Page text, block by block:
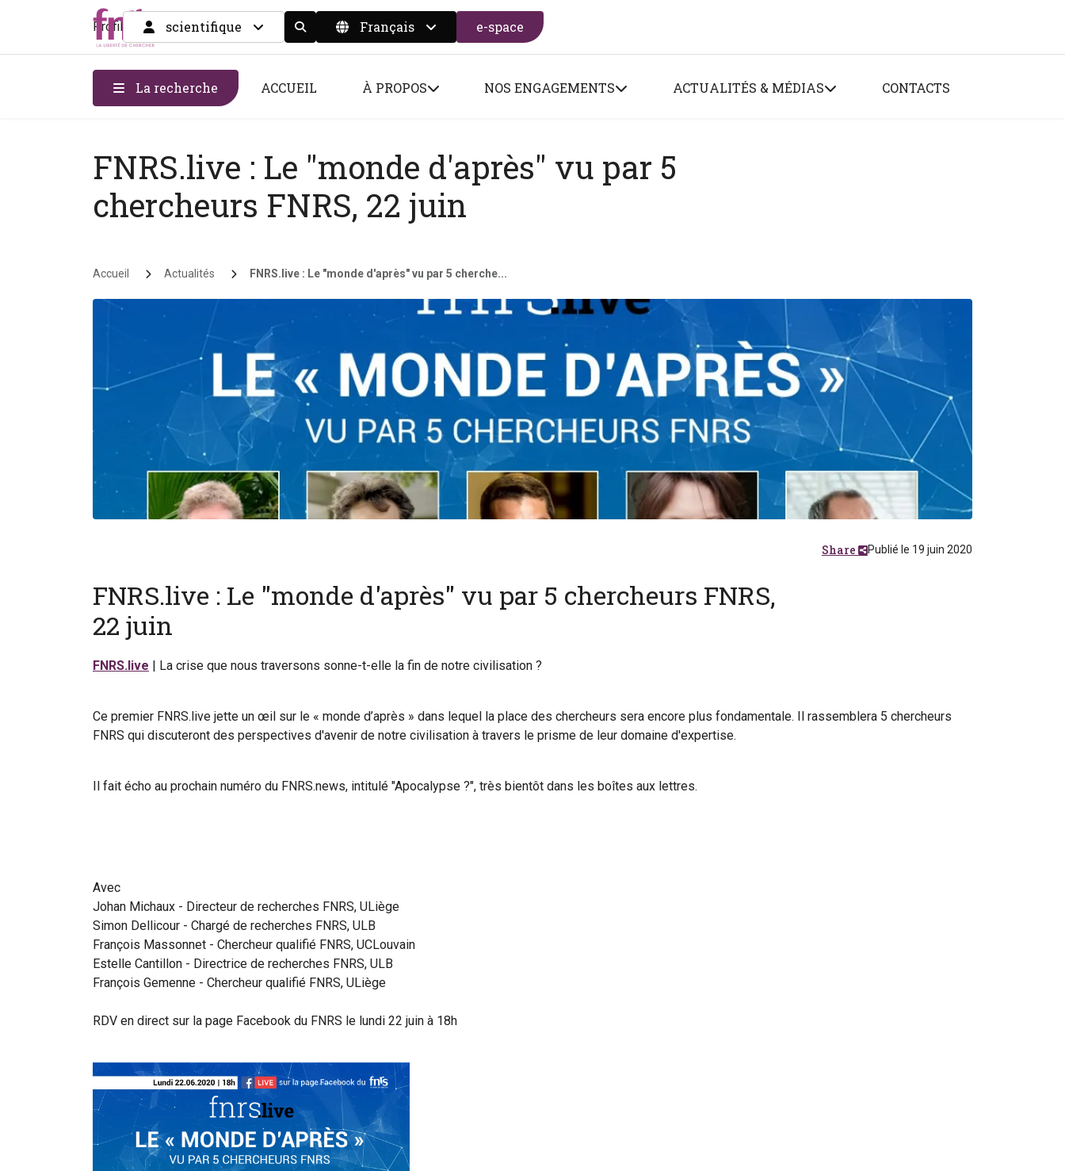
Profil scientifique Display the search form
Français e-space
La recherche ACCUEIL À PROPOS NOS ENGAGEMENTS ACTUALITÉS & MÉDIAS CONTACTS
FNRS.live : Le "monde d'après" vu par 5
chercheurs FNRS, 22 juin
Fil d'Ariane
Accueil Actualités FNRS.live : Le "monde d'après" vu par 5 cherche...
Publié le 19 juin 2020
Share
FNRS.live : Le "monde d'après" vu par 5 chercheurs FNRS,
22 juin
FNRS.live | La crise que nous traversons sonne-t-elle la fin de notre civilisation ?
Ce premier FNRS.live jette un œil sur le « monde d’après » dans lequel la place des chercheurs sera encore plus fondamentale. Il rassemblera 5 chercheurs
FNRS qui discuteront des perspectives d'avenir de notre civilisation à travers le prisme de leur domaine d'expertise.
Il fait écho au prochain numéro du FNRS.news, intitulé "Apocalypse ?", très bientôt dans les boîtes aux lettres.
Avec
Johan Michaux - Directeur de recherches FNRS, ULiège
Simon Dellicour - Chargé de recherches FNRS, ULB
François Massonnet - Chercheur qualifié FNRS, UCLouvain
Estelle Cantillon - Directrice de recherches FNRS, ULB
François Gemenne - Chercheur qualifié FNRS, ULiège
RDV en direct sur la page Facebook du FNRS le lundi 22 juin à 18h